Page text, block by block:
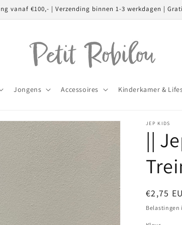
vanaf €100,- | Verzending binnen 1-3 werkdagen |
Jongens Accessoires Kinderkamer &
JEP KIDS
||
Normale
prijs
€2,75
Belastingen